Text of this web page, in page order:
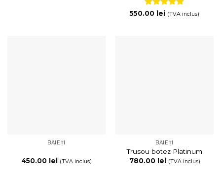
Evaluat la
550.00 lei (TVA inclus)
BĂIEȚI
450.00 lei (TVA inclus)
BĂIEȚI
Trusou botez Platinum
780.00
lei (TVA inclus)